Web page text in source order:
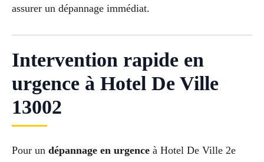
assurer un dépannage immédiat.
Intervention rapide en
urgence à Hotel De Ville
13002
Pour un dépannage en urgence à Hotel De Ville 2e